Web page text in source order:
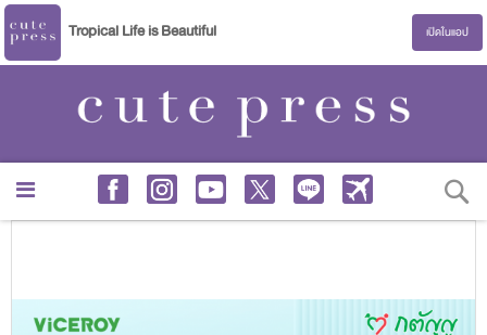
Tropical Life is Beautiful เปิดในแอป
the